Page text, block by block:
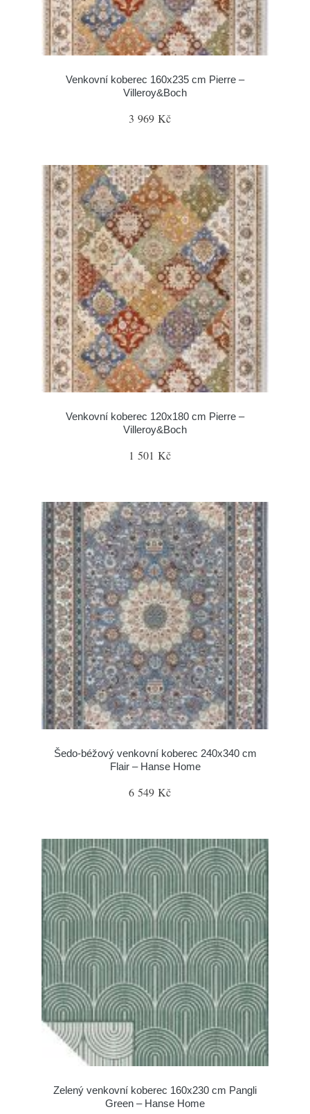
Venkovní koberec 160x235 cm Pierre –
Villeroy&Boch
3 969 Kč
Venkovní koberec 120x180 cm Pierre –
Villeroy&Boch
1 501 Kč
Šedo-béžový venkovní koberec 240x340 cm
Flair – Hanse Home
6 549 Kč
Zelený venkovní koberec 160x230 cm Pangli
Green – Hanse Home